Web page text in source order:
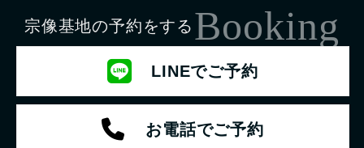
Booking
宗像基地の予約をする
LINEでご予約
お電話でご予約